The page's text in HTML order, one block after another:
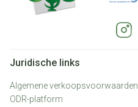
Juridische links
Algemene verkoopsvoorwaarden
ODR-platform